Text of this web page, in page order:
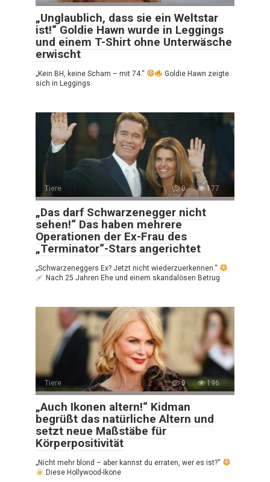
„Unglaublich, dass sie ein Weltstar
ist!“ Goldie Hawn wurde in Leggings
und einem T-Shirt ohne Unterwäsche
erwischt
„Kein BH, keine Scham – mit 74.“
Goldie Hawn zeigte
sich in Leggings
Tiere 0 177
„Das darf Schwarzenegger nicht
sehen!“ Das haben mehrere
Operationen der Ex-Frau des
„Terminator“-Stars angerichtet
„Schwarzeneggers Ex? Jetzt nicht wiederzuerkennen.“
Nach 25 Jahren Ehe und einem skandalösen Betrug
Tiere 0 196
„Auch Ikonen altern!“ Kidman
begrüßt das natürliche Altern und
setzt neue Maßstäbe für
Körperpositivität
„Nicht mehr blond – aber kannst du erraten, wer es ist?“
Diese Hollywood-Ikone